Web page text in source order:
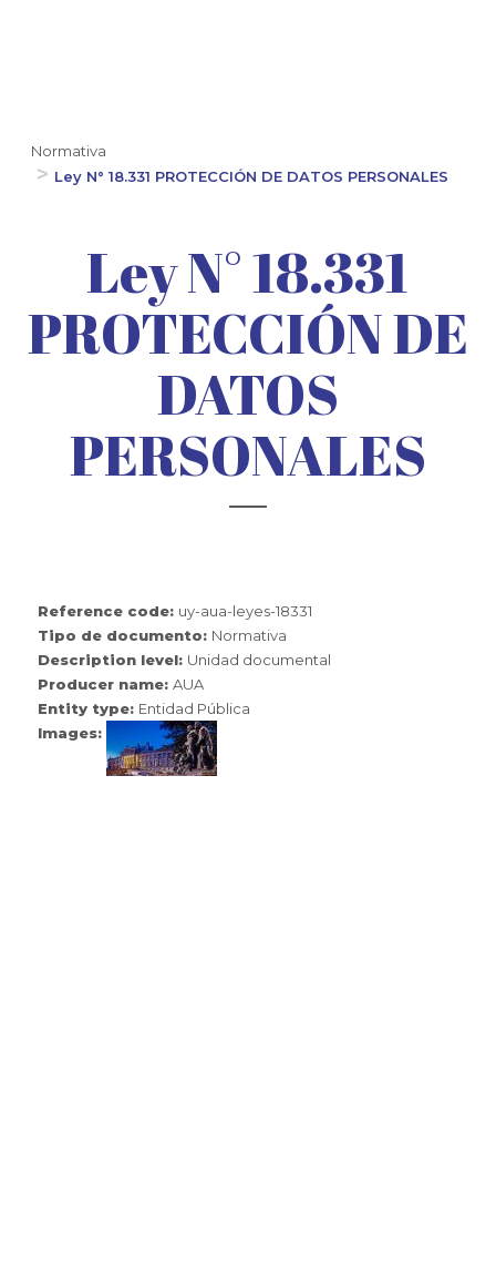
Normativa
Ley N° 18.331 PROTECCIÓN DE DATOS PERSONALES
Ley N° 18.331
PROTECCIÓN DE
DATOS
PERSONALES
Reference code: uy-aua-leyes-18331
Tipo de documento: Normativa
Description level: Unidad documental
Producer name:AUA
Entity type: Entidad Pública
Images: